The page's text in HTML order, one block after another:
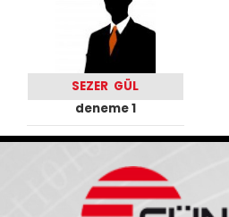
SEZER GÜL
deneme 1